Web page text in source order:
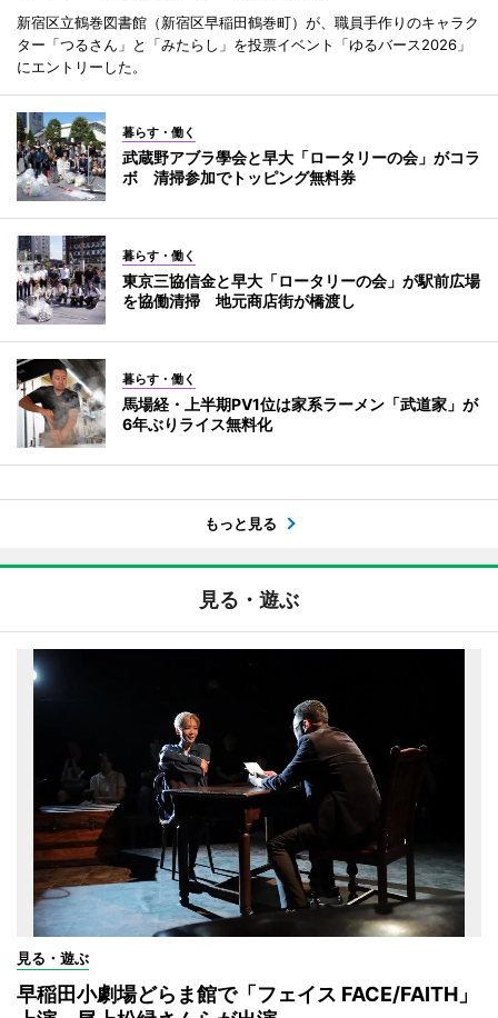
新宿区立鶴巻図書館（新宿区早稲田鶴巻町）が、職員手作りのキャラク
ター「つるさん」と「みたらし」を投票イベント「ゆるバース2026」
にエントリーした。
暮らす・働く
武蔵野アブラ學会と早大「ロータリーの会」がコラ
ボ 清掃参加でトッピング無料券
暮らす・働く
東京三協信金と早大「ロータリーの会」が駅前広場
を協働清掃 地元商店街が橋渡し
暮らす・働く
馬場経・上半期PV1位は家系ラーメン「武道家」が
6年ぶりライス無料化
もっと見る
見る・遊ぶ
見る・遊ぶ
早稲田小劇場どらま館で「フェイス FACE/FAITH」